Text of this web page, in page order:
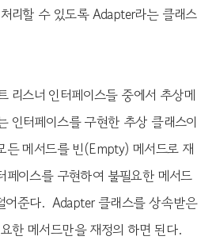
리할 수 있도록 Adapter라는 클래스
리스너 인터페이스들 중에서 추상메
인터페이스를 구현한 추상 클래스이
든 메서드를 빈(Empty) 메서드로 재
페이스를 구현하여 불필요한 메서드
어준다. Adapter 클래스를 상속받은
한 메서드만을 재정의 하면 된다.